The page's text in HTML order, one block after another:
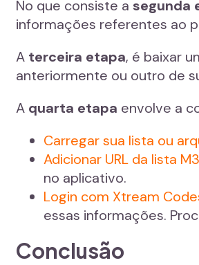
No que consiste a segunda
informações referentes ao
A terceira etapa, é baixar
anteriormente ou outro de
A quarta etapa envolve a
Carregar sua lista ou
Adicionar URL da lista
no aplicativo.
Login com Xtream
essas informações.
Conclusão